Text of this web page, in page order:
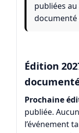
publiées
documenté
Édition
Prochaine
publiée.
l’événement